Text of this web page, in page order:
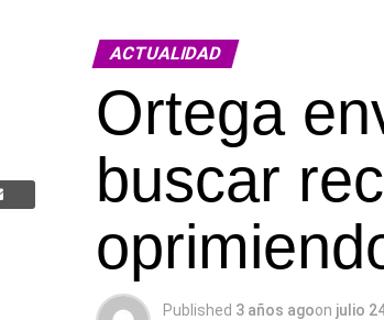
ACTUALIDAD
Ortega
buscar
Published 3 años agoon julio